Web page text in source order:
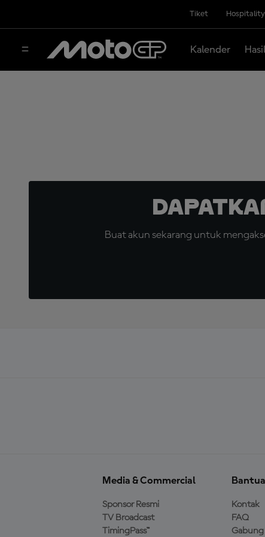
Tiket Hospitality
Kalender Hasil
Buat akun sekarang untuk
Media & Commercial
Sponsor Resmi
TV Broadcast
TimingPass™
Kontak
FAQ
Gabung